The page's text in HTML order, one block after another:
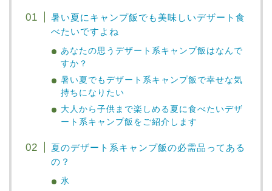
暑い夏にキャンプ飯でも美味しいデザート食
べたいですよね
あなたの思うデザート系キャンプ飯はなんで
すか？
暑い夏でもデザート系キャンプ飯で幸せな気
持ちになりたい
大人から子供まで楽しめる夏に食べたいデザ
ート系キャンプ飯をご紹介します
夏のデザート系キャンプ飯の必需品ってある
の？
氷